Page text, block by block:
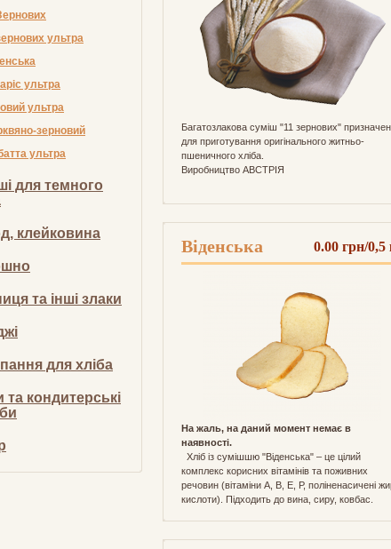
ультра
ультра
ультра
зерновий
ультра
для темного
клейковина
та інші злаки
для хліба
та кондитерські
Багатозлакова суміш "11 зернових"
для приготування оригінального житньо-
пшеничного хліба.
Виробництво АВСТРІЯ
0.00 грн/0,5
Віденська
На жаль, на даний момент немає в
наявності.
Хліб із сумішшю "Віденська" – це цілий
комплекс корисних вітамінів та поживних
речовин (вітаміни А, В, Е, Р, поліненасичені
кислоти). Підходить до вина, сиру,